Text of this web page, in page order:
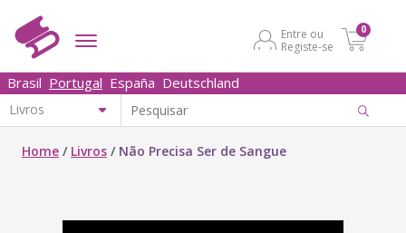
Entre ou
Registe-se
0
Brasil Portugal España Deutschland
Home / Livros / Não Precisa Ser de Sangue